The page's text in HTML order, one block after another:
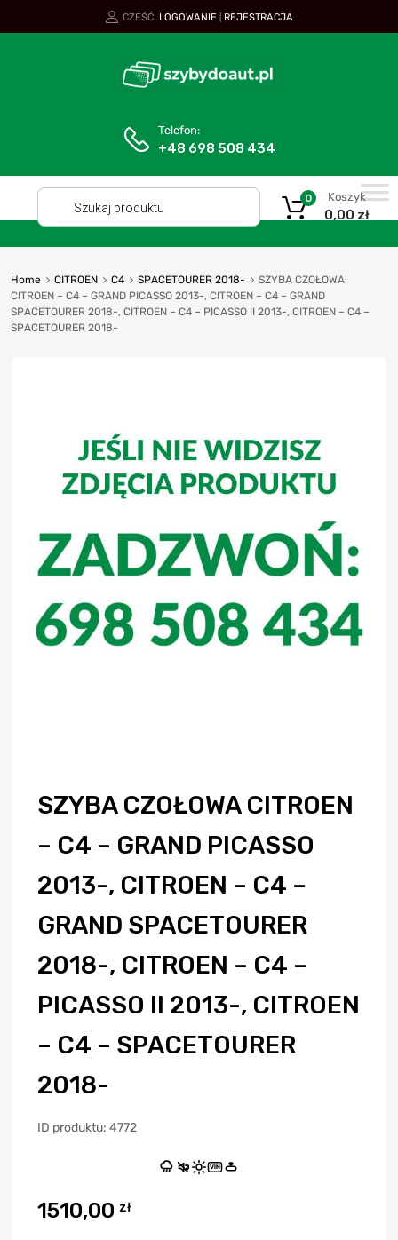
CZEŚĆ. LOGOWANIE REJESTRACJA
Telefon:
+48 698 508 434
Koszyk
0,00 zł
0
Home CITROEN C4 SPACETOURER 2018-
SZYBA CZOŁOWA
CITROEN – C4 – GRAND PICASSO 2013-, CITROEN – C4 – GRAND
SPACETOURER 2018-, CITROEN – C4 – PICASSO II 2013-, CITROEN – C4 –
SPACETOURER 2018-
SZYBA CZOŁOWA CITROEN
– C4 – GRAND PICASSO
2013-, CITROEN – C4 –
GRAND SPACETOURER
2018-, CITROEN – C4 –
PICASSO II 2013-, CITROEN
– C4 – SPACETOURER
2018-
ID produktu: 4772
VIN
1510,00 zł